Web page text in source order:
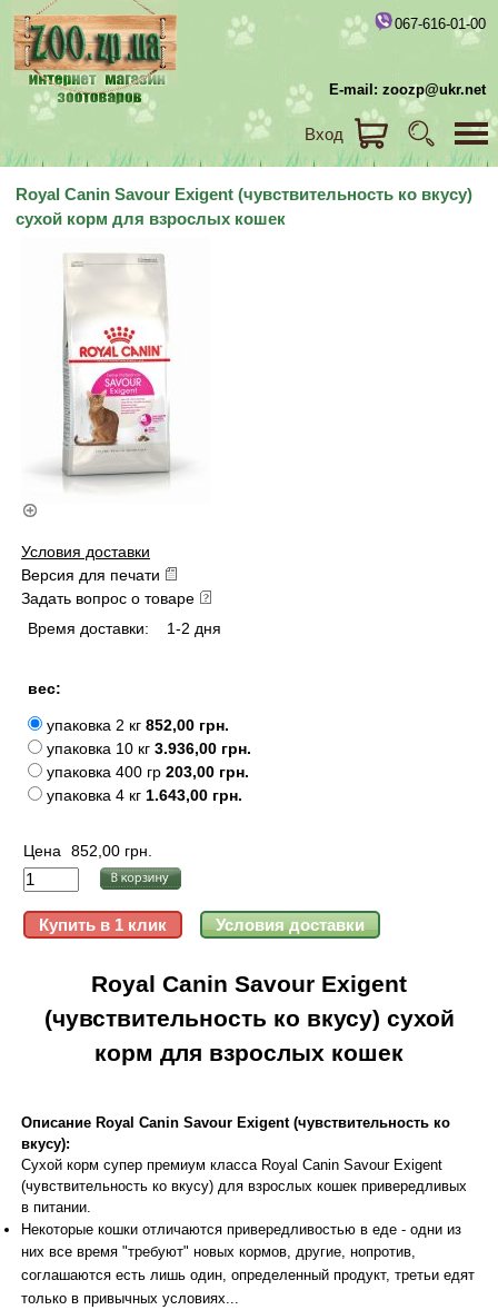
067-616-01-00
E-mail: zoozp@ukr.net
Вход
Royal Canin Savour Exigent (чувствительность ко вкусу)
сухой корм для взрослых кошек
Условия доставки
Версия для печати
Задать вопрос о товаре
Время доставки:
1-2 дня
вес:
упаковка 2 кг 852,00 грн.
упаковка 10 кг 3.936,00 грн.
упаковка 400 гр 203,00 грн.
упаковка 4 кг 1.643,00 грн.
Цена 852,00 грн.
Royal Canin Savour Exigent
(чувствительность ко вкусу) сухой
корм для взрослых кошек
Описание Royal Canin Savour Exigent (чувствительность ко
вкусу):
Сухой корм супер премиум класса Royal Canin Savour Exigent
(чувствительность ко вкусу) для взрослых кошек привередливых
в питании.
Некоторые кошки отличаются привередливостью в еде - одни из
них все время "требуют" новых кормов, другие, нопротив,
соглашаются есть лишь один, определенный продукт, третьи едят
только в привычных условиях...